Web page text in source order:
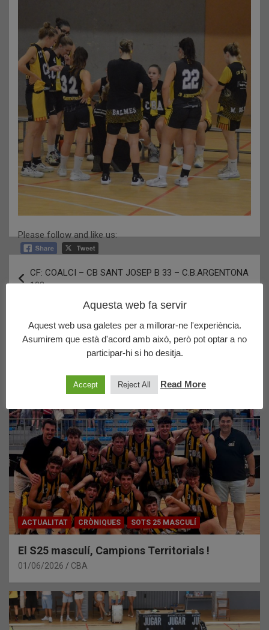
Please follow and like us:
d'entrades
CF: COALCI – CB SANT JOSEP B 33 – C.B.ARGENTONA
103
Resultats del cap de setmana 19 i 20 de novembre
ACTUALITAT CRÒNIQUES SOTS 25 MASCULÍ
El S25 masculí, Campions Territorials !
01/06/2026 CBA
Aquesta web fa servir
Aquest web usa galetes per a millorar-ne l'experiència.
Asumirem que està d'acord amb això, però pot optar a no
participar-hi si ho desitja.
Accept Reject All Read More